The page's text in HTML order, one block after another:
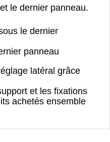
le dernier panneau.
le dernier
panneau
latéral grâce
et les fixations
achetés ensemble